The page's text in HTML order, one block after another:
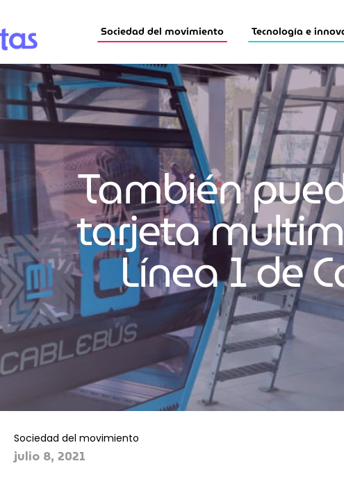
Sociedad del movimiento Tecnología e
También
tarjeta
Línea 1 de
Sociedad del movimiento
julio 8, 2021